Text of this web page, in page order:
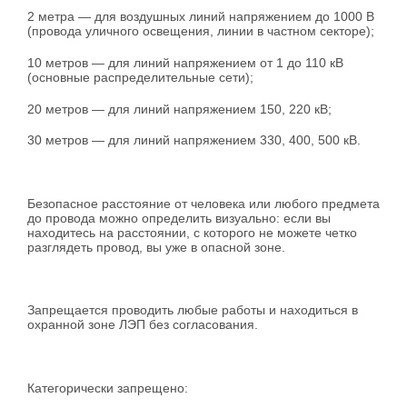
2 метра — для воздушных линий напряжением до 1000 В
(провода уличного освещения, линии в частном секторе);
10 метров — для линий напряжением от 1 до 110 кВ
(основные распределительные сети);
20 метров — для линий напряжением 150, 220 кВ;
30 метров — для линий напряжением 330, 400, 500 кВ.
Безопасное расстояние от человека или любого предмета
до провода можно определить визуально: если вы
находитесь на расстоянии, с которого не можете четко
разглядеть провод, вы уже в опасной зоне.
Запрещается проводить любые работы и находиться в
охранной зоне ЛЭП без согласования.
Категорически запрещено: